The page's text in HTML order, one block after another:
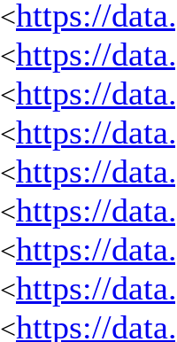
<https://
<https://
<https://
<https://
<https://
<https://
<https://
<https://
<https://